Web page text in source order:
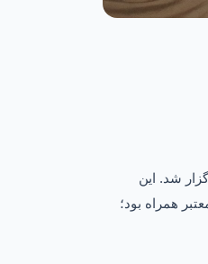
شد. این
همراه بود؛